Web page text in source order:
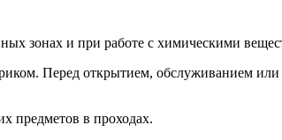
зонах и при работе с химическими
Перед открытием, обслуживанием или
предметов в проходах.